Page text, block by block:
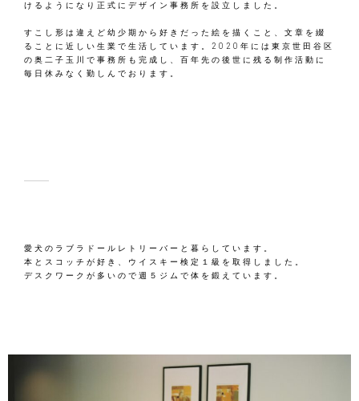
けるようになり正式にデザイン事務所を設立しました。
すこし形は違えど幼少期から好きだった絵を描くこと、文章を綴
ることに近しい生業で生活しています。2020年には東京世田谷区
の奥二子玉川で事務所も完成し、百年先の後世に残る制作活動に
毎日休みなく勤しんでおります。
愛犬のラブラドールレトリーバーと暮らしています。
本とスコッチが好き、ウイスキー検定１級を取得しました。
デスクワークが多いので週５ジムで体を鍛えています。